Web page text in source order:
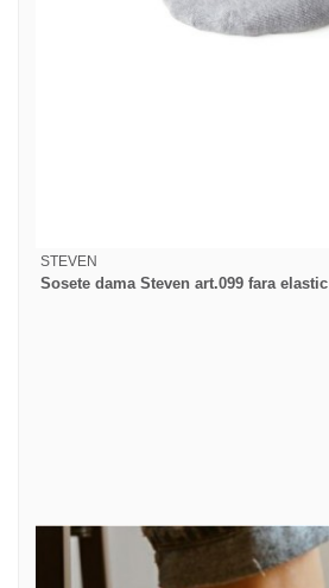
STEVEN
Sosete dama Steven art.099 fara elastic